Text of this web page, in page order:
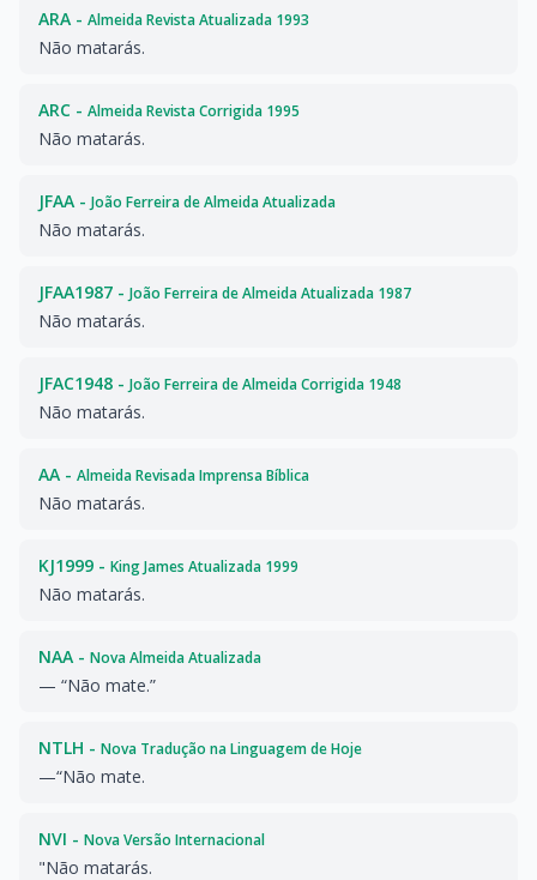
ARA - Almeida Revista Atualizada 1993
Não matarás.
ARC - Almeida Revista Corrigida 1995
Não matarás.
JFAA - João Ferreira de Almeida Atualizada
Não matarás.
JFAA1987 - João Ferreira de Almeida Atualizada 1987
Não matarás.
JFAC1948 - João Ferreira de Almeida Corrigida 1948
Não matarás.
AA - Almeida Revisada Imprensa Bíblica
Não matarás.
KJ1999 - King James Atualizada 1999
Não matarás.
NAA - Nova Almeida Atualizada
— “Não mate.”
NTLH - Nova Tradução na Linguagem de Hoje
—“Não mate.
NVI - Nova Versão Internacional
"Não matarás.